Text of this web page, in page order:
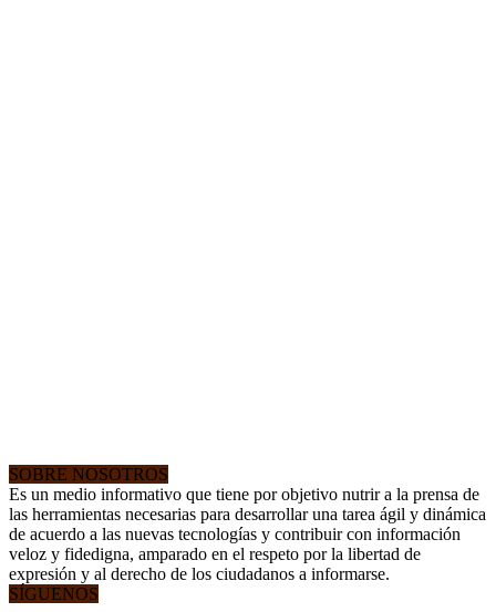
SOBRE NOSOTROS
Es un medio informativo que tiene por objetivo nutrir a la prensa de
las herramientas necesarias para desarrollar una tarea ágil y dinámica
de acuerdo a las nuevas tecnologías y contribuir con información
veloz y fidedigna, amparado en el respeto por la libertad de
expresión y al derecho de los ciudadanos a informarse.
SÍGUENOS